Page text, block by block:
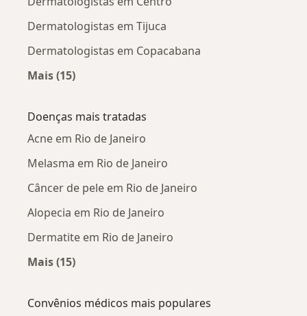
Dermatologistas em Tijuca
Dermatologistas em Copacabana
Mais (15)
Doenças mais tratadas
Acne em Rio de Janeiro
Melasma em Rio de Janeiro
Câncer de pele em Rio de Janeiro
Alopecia em Rio de Janeiro
Dermatite em Rio de Janeiro
Mais (15)
Convênios médicos mais populares